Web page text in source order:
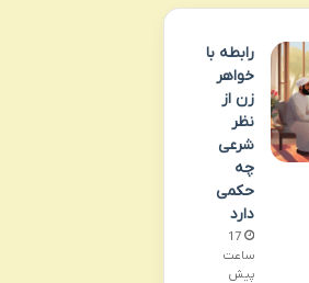
رابطه با
خواهر
زن از
نظر
شرعی
چه
حکمی
دارد
17
ساعت
پیش